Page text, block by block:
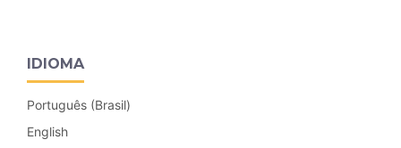
IDIOMA
Português (Brasil)
English